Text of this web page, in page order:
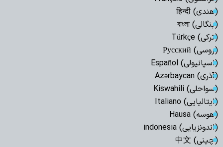
(هندی) हिन्दी
(بنگالی) বাংলা
(ترکی) Türkçe
(روسی) Русский
(اسپانیولی) Español
(آذری) Azərbaycan
(سواحلی) Kiswahili
(ایتالیایی) Italiano
(هوسه) Hausa
(اندونزیایی) indonesia
(چینی) 中文